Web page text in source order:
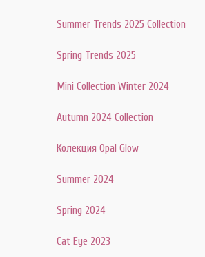
Summer Trends 2025 Collection
Spring Trends 2025
Mini Collection Winter 2024
Autumn 2024 Collection
Колекция Opal Glow
Summer 2024
Spring 2024
Cat Eye 2023